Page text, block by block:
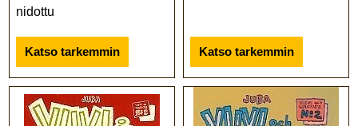
nidottu
Katso tarkemmin Katso tarkemmin